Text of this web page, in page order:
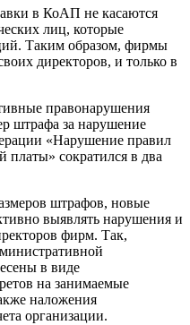
в КоАП не касаются
лиц, которые
Таким образом, фирмы
директоров, и только в
правонарушения
штрафа за нарушение
«Нарушение правил
платы» сократился в два
штрафов, новые
выявлять нарушения и
фирм. Так,
в виде
на занимаемые
наложения
организации.